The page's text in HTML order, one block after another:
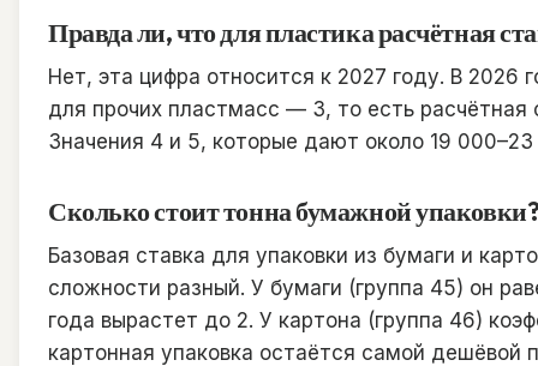
Правда ли, что для пластика расчётная
Нет, эта цифра относится к 2027 году. В
для прочих пластмасс — 3, то есть расчётная
Значения 4 и 5, которые дают около 19
Сколько стоит тонна бумажной
Базовая ставка для упаковки из бумаги и
сложности разный. У бумаги (группа 45) он
года вырастет до 2. У картона (группа 46)
картонная упаковка остаётся самой дешёвой